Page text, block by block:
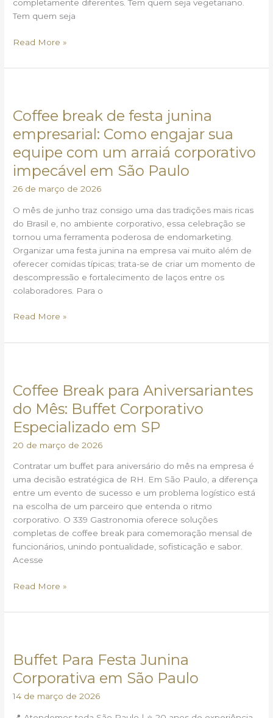
completamente diferentes. Tem quem seja vegetariano.
Tem quem seja
Read More »
Coffee break de festa junina
empresarial: Como engajar sua
equipe com um arraiá corporativo
impecável em São Paulo
26 de março de 2026
O mês de junho traz consigo uma das tradições mais ricas
do Brasil e, no ambiente corporativo, essa celebração se
tornou uma ferramenta poderosa de endomarketing.
Organizar uma festa junina na empresa vai muito além de
oferecer comidas típicas; trata-se de criar um momento de
descompressão e fortalecimento de laços entre os
colaboradores. Para o
de
junina
empresarial:
Como
engajar
sua
equipe
com
um
arraiá
corporativo
impecável
em
Paulo
Read More »
Coffee Break para Aniversariantes
do Mês: Buffet Corporativo
Especializado em SP
20 de março de 2026
Contratar um buffet para aniversário do mês na empresa é
uma decisão estratégica de RH. Em São Paulo, a diferença
entre um evento de sucesso e um problema logístico está
na escolha de um parceiro que entenda o ritmo
corporativo. O 339 Gastronomia oferece soluções
completas de coffee break para comemoração mensal de
funcionários, unindo pontualidade, sofisticação e sabor.
Acesse
para
Aniversariantes
do
Mês:
Buffet
Especializado
em
SP
Read More »
Buffet Para Festa Junina
Corporativa em São Paulo
14 de março de 2026
Festa
Junina
Corporativa
em